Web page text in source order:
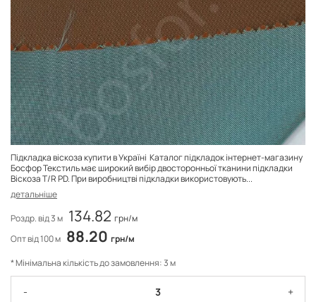
Підкладка віскоза купити в Україні Каталог підкладок інтернет-магазину
Босфор Текстиль має широкий вибір двосторонньої тканини підкладки
Віскоза T/R PD. При виробництві підкладки використовують...
детальніше
Роздр. від 3 м 134.82 грн/м
Опт від 100 м 88.20 грн/м
* Мінімальна кількість до замовлення: 3 м
- +